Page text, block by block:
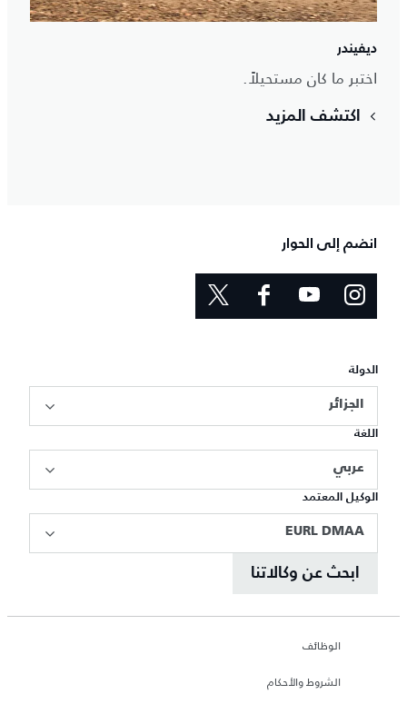
ديفيندر
اختبر ما كان مستحيلاً.
اكتشف المزيد
انضم إلى الحوار
الدولة
الجزائر
اللغة
عربي
الوكيل المعتمد
EURL DMAA
ابحث عن وكالاتنا
الوظائف
الشروط والأحكام